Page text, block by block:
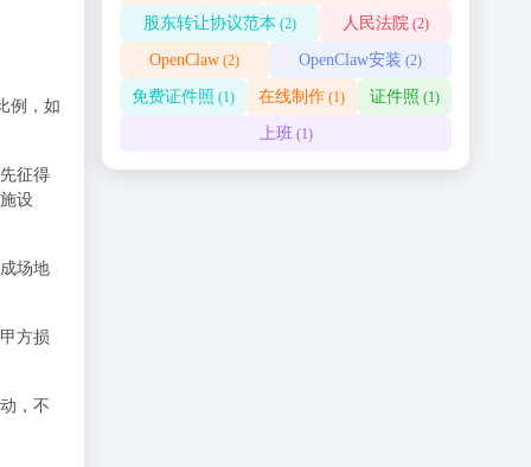
例，如
征得
设
场地
方损
，不
股东转让协议范本 (2) 人民法院 (2)
OpenClaw (2) OpenClaw安装 (2)
免费证件照 (1) 在线制作 (1) 证件照 (1)
上班 (1)